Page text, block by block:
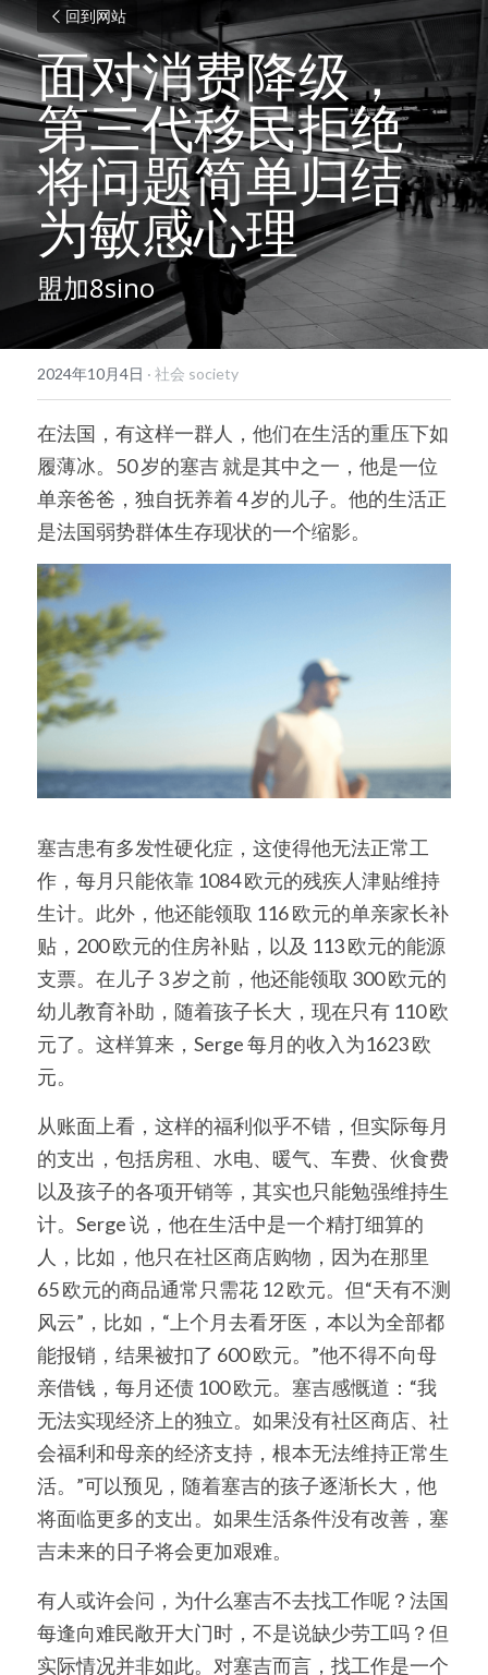
回到网站
面对消费降级，
第三代移民拒绝
将问题简单归结
为敏感心理
盟加8sino
2024年10月4日 · 社会 society
在法国，有这样一群人，他们在生活的重压下如
履薄冰。50 岁的塞吉 就是其中之一，他是一位
单亲爸爸，独自抚养着 4 岁的儿子。他的生活正
是法国弱势群体生存现状的一个缩影。
塞吉患有多发性硬化症，这使得他无法正常工
作，每月只能依靠 1084 欧元的残疾人津贴维持
生计。此外，他还能领取 116 欧元的单亲家长补
贴，200 欧元的住房补贴，以及 113 欧元的能源
支票。在儿子 3 岁之前，他还能领取 300 欧元的
幼儿教育补助，随着孩子长大，现在只有 110 欧
元了。这样算来，Serge 每月的收入为1623 欧
元。
从账面上看，这样的福利似乎不错，但实际每月
的支出，包括房租、水电、暖气、车费、伙食费
以及孩子的各项开销等，其实也只能勉强维持生
计。Serge 说，他在生活中是一个精打细算的
人，比如，他只在社区商店购物，因为在那里
65 欧元的商品通常只需花 12 欧元。但“天有不测
风云”，比如，“上个月去看牙医，本以为全部都
能报销，结果被扣了 600 欧元。”他不得不向母
亲借钱，每月还债 100 欧元。塞吉感慨道：“我
无法实现经济上的独立。如果没有社区商店、社
会福利和母亲的经济支持，根本无法维持正常生
活。”可以预见，随着塞吉的孩子逐渐长大，他
将面临更多的支出。如果生活条件没有改善，塞
吉未来的日子将会更加艰难。
有人或许会问，为什么塞吉不去找工作呢？法国
每逢向难民敞开大门时，不是说缺少劳工吗？但
实际情况并非如此。对塞吉而言，找工作是一个